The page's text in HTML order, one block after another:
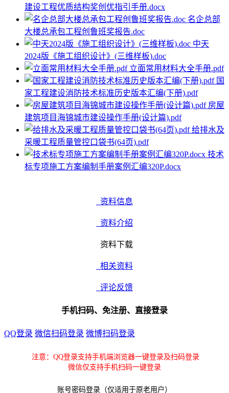
建设工程优质结构奖创优指引手册.docx
名企总部
大楼总承包工程创鲁班奖报告.doc
中天
2024版《施工组织设计》(三维样板).doc
立面常用材料大全手册.pdf
国
家工程建设消防技术标准历史版本汇编(下册).pdf
房屋
建筑项目海锦城市建设操作手册(设计篇).pdf
给排水及
采暖工程质量管控口袋书(64页).pdf
技术
标专项施工方案编制手册案例汇编320P.docx
资料信息
资料介绍
资料下载
相关资料
评论反馈
手机扫码、免注册、直接登录
QQ登录 微信扫码登录 微博扫码登录
注意：QQ登录支持手机端浏览器一键登录及扫码登录
微信仅支持手机扫码一键登录
账号密码登录（仅适用于原老用户）